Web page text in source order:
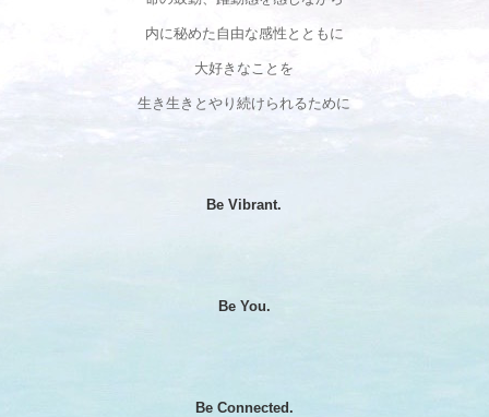
内に秘めた自由な感性とともに
大好きなことを
生き生きとやり続けられるために
Be Vibrant.
Be You.
Be Connected.